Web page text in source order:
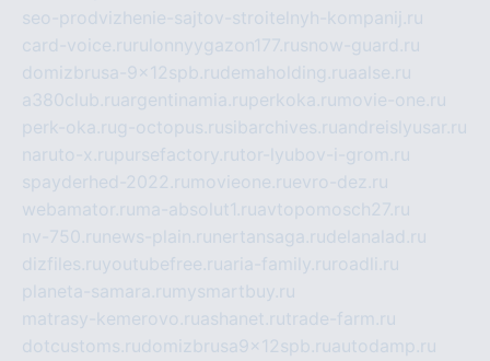
seo-prodvizhenie-sajtov-stroitelnyh-kompanij.ru
card-voice.ru rulonnyygazon177.rusnow-guard.ru
domizbrusa-9x12spb.rudemaholding.ruaalse.ru
a380club.ruargentinamia.ruperkoka.ru movie-one.ru
perk-oka.rug-octopus.rusibarchives.ruandreislyusar.ru
naruto-x.rupursefactory.rutor-lyubov-i-grom.ru
spayderhed-2022.ru movieone.ruevro-dez.ru
webamator.ru ma-absolut1.ruavtopomosch27.ru
nv-750.ru news-plain.ru nertansaga.rudelanalad.ru
dizfiles.ruyoutubefree.ruaria-family.ru roadli.ru
planeta-samara.ru mysmartbuy.ru
matrasy-kemerovo.ruashanet.rutrade-farm.ru
dotcustoms.rudomizbrusa9x12spb.ruautodamp.ru